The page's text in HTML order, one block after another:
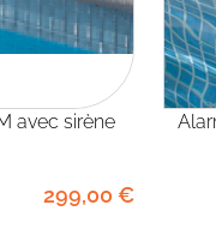
299,00 €